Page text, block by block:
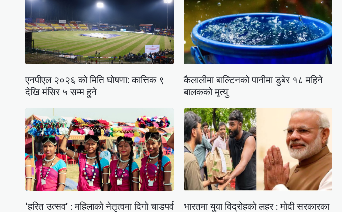
एनपीएल २०२६ को मिति घोषणा: कात्तिक ९
देखि मंसिर ५ सम्म हुने
कैलालीमा बाल्टिनको पानीमा डुबेर १८ महिने
बालकको मृत्यु
‘हरित उत्सव’ : महिलाको नेतृत्वमा दिगो चाडपर्व
भारतमा युवा विद्रोहको लहर : मोदी सरकारका